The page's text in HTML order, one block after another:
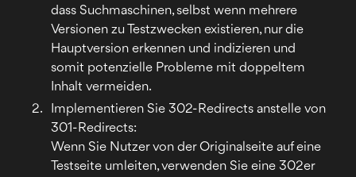
dass Suchmaschinen, selbst wenn mehrere
Versionen zu Testzwecken existieren, nur die
Hauptversion erkennen und indizieren und
somit potenzielle Probleme mit doppeltem
Inhalt vermeiden.
Implementieren Sie 302-Redirects anstelle von
301-Redirects:
Wenn Sie Nutzer von der Originalseite auf eine
Testseite umleiten, verwenden Sie eine 302er